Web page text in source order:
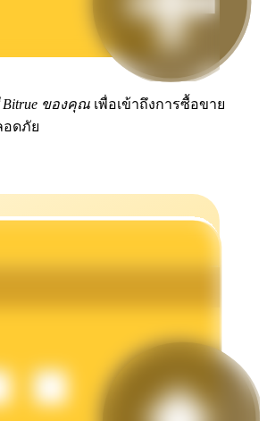
ของคุณ เพื่อเข้าถึงการซื้อขาย
อดภัย